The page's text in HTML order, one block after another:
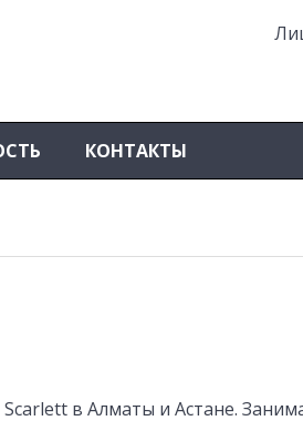
КОНТАКТЫ
в Алматы и Астане.